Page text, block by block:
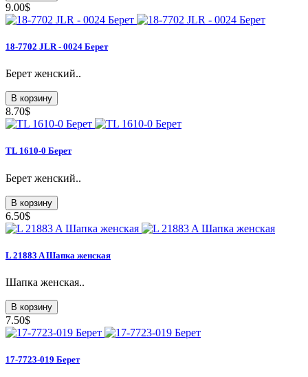
9.00$
18-7702 JLR - 0024 Берет
Берет женский..
В корзину
8.70$
TL 1610-0 Берет
Берет женский..
В корзину
6.50$
L 21883 A Шапка женская
Шапка женская..
В корзину
7.50$
17-7723-019 Берет